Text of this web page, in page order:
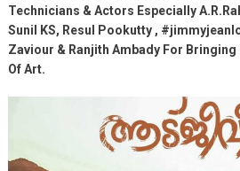
Technicians & Actors Especially
Sunil KS, Resul Pookutty ,
Zaviour & Ranjith Ambady For
Of Art.